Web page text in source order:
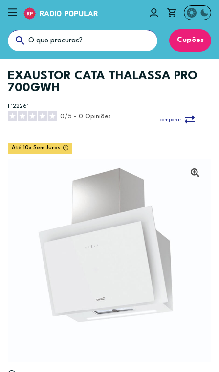
Cupões
EXAUSTOR CATA THALASSA PRO
700GWH
F122261
0/5 - 0 Opiniões
comparar
Até 10x Sem Juros